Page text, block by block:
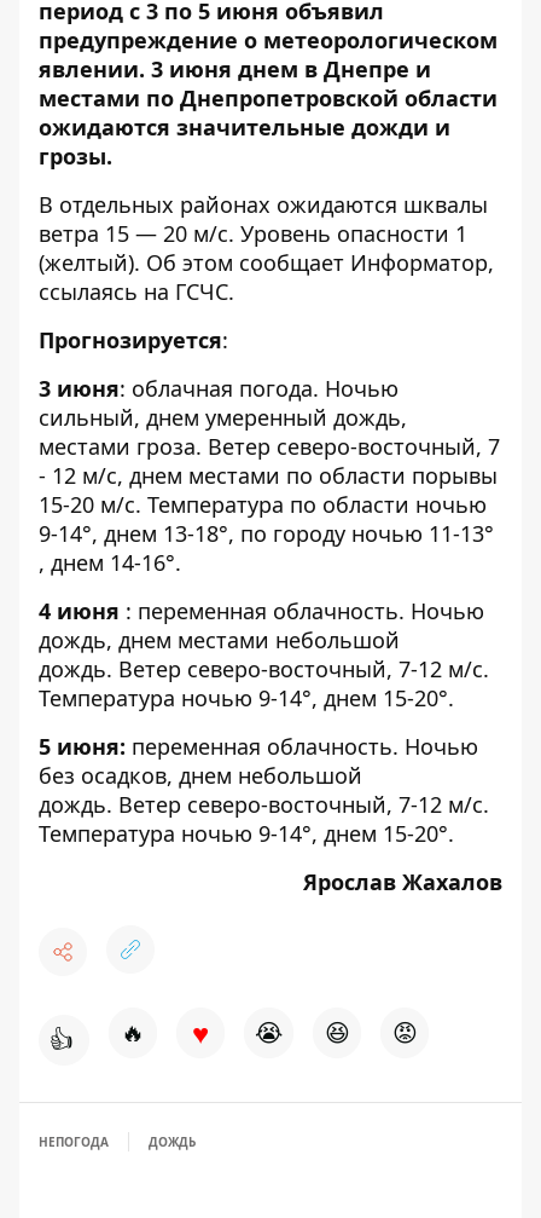
период с 3 по 5 июня объявил
предупреждение о метеорологическом
явлении. 3 июня днем ​​в Днепре и
местами по Днепропетровской области
ожидаются значительные дожди и
грозы.
В отдельных районах ожидаются шквалы
ветра 15 — 20 м/с. Уровень опасности 1
(желтый). Об этом сообщает Информатор,
ссылаясь на ГСЧС.
Прогнозируется:
3 июня: облачная погода. Ночью
сильный, днем умеренный дождь,
местами гроза. Ветер северо-восточный, 7
- 12 м/с, днем местами по области порывы
15-20 м/с. Температура по области ночью
9-14°, днем 13-18°, по городу ночью 11-13°
, днем 14-16°.
4 июня : переменная облачность. Ночью
дождь, днем местами небольшой
дождь. Ветер северо-восточный, 7-12 м/с.
Температура ночью 9-14°, днем 15-20°.
5 июня: переменная облачность. Ночью
без осадков, днем небольшой
дождь. Ветер северо-восточный, 7-12 м/с.
Температура ночью 9-14°, днем 15-20°.
Ярослав Жахалов
👍 🔥 ♥ 😭 😆 😡
НЕПОГОДА ДОЖДЬ